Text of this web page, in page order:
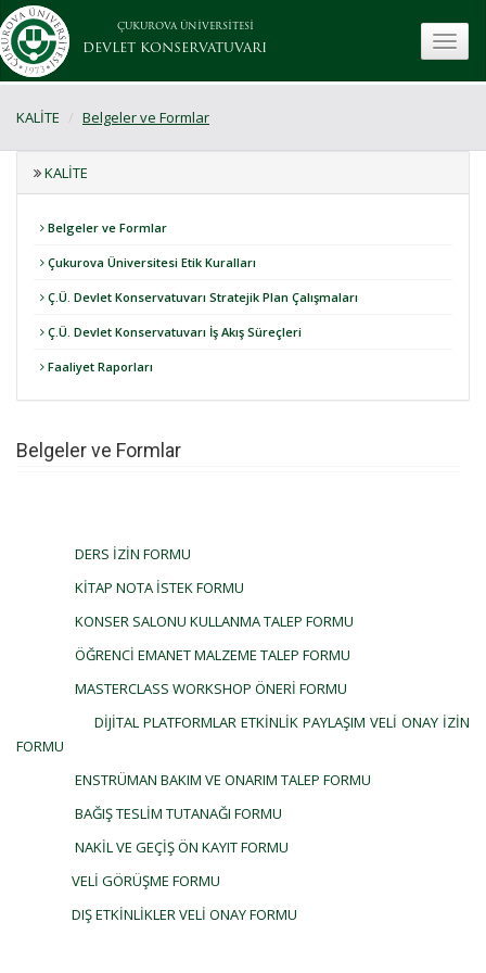
ÇUKUROVA ÜNİVERSİTESİ
DEVLET KONSERVATUVARI
KALİTE Belgeler ve Formlar
KALİTE
Belgeler ve Formlar
Çukurova Üniversitesi Etik Kuralları
Ç.Ü. Devlet Konservatuvarı Stratejik Plan Çalışmaları
Ç.Ü. Devlet Konservatuvarı İş Akış Süreçleri
Faaliyet Raporları
Belgeler ve Formlar
DERS İZİN FORMU
KİTAP NOTA İSTEK FORMU
KONSER SALONU KULLANMA TALEP FORMU
ÖĞRENCİ EMANET MALZEME TALEP FORMU
MASTERCLASS WORKSHOP ÖNERİ FORMU
DİJİTAL PLATFORMLAR ETKİNLİK PAYLAŞIM VELİ ONAY İZİN
FORMU
ENSTRÜMAN BAKIM VE ONARIM TALEP FORMU
BAĞIŞ TESLİM TUTANAĞI FORMU
NAKİL VE GEÇİŞ ÖN KAYIT FORMU
VELİ GÖRÜŞME FORMU
DIŞ ETKİNLİKLER VELİ ONAY FORMU